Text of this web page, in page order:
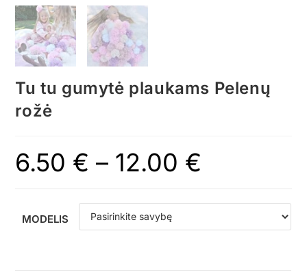
Tu tu gumytė plaukams Pelenų
rožė
6.50 € – 12.00 €
MODELIS